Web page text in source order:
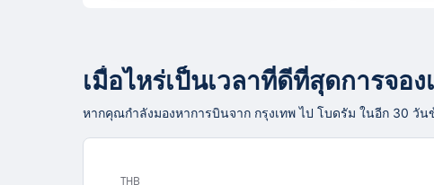
เมื่อไหร่เป็นเวลาที่ดีที่สุดการจอ
หากคุณกำลังมองหาการบินจาก กรุงเทพ ไป โบดรัม ในอีก 30